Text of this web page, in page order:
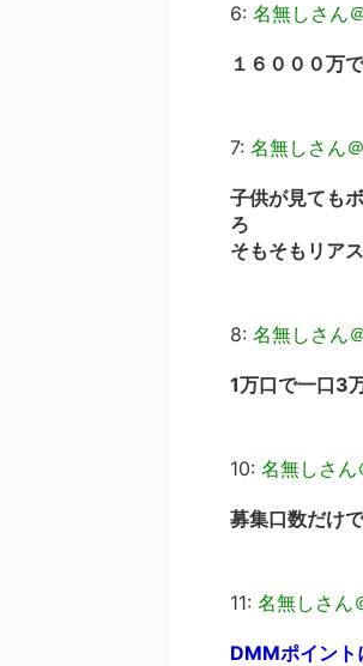
6: 名無しさん
１６０００万
7: 名無しさん
子供が見ても
ろ
そもそもリア
8: 名無しさん
1万口で一口3
10: 名無しさん
募集口数だけ
11: 名無しさん
DMMポイント